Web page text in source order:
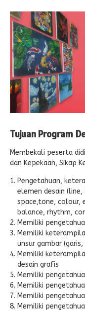
Tujuan Program
Membekali peserta
dan Kepekaan, Sikap
Pengetahuan,
elemen desain
space,tone, colour,
balance, rhythm,
Memiliki
Memiliki
unsur gambar
Memiliki
desain grafis
Memiliki
Memiliki
Memiliki
Memiliki